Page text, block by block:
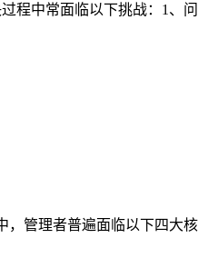
中常面临以下挑战：1、问
管理者普遍面临以下四大核